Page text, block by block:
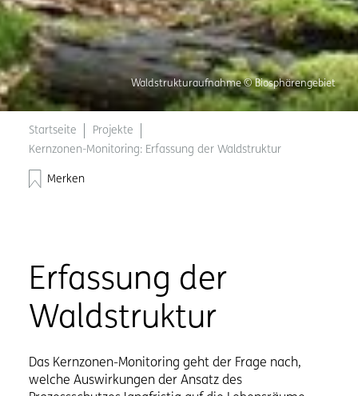
Waldstrukturaufnahme © Biosphärengebiet
Startseite
Projekte
Kernzonen-Monitoring: Erfassung der Waldstruktur
Merken
Erfassung der
Waldstruktur
Das Kernzonen-Monitoring geht der Frage nach,
welche Auswirkungen der Ansatz des